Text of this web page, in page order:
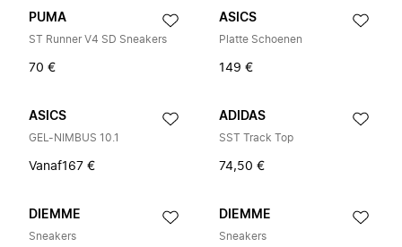
PUMA
ST Runner V4 SD Sneakers
70 €
ASICS
Platte Schoenen
149 €
ASICS
GEL-NIMBUS 10.1
Vanaf167 €
ADIDAS
SST Track Top
74,50 €
DIEMME
Sneakers
DIEMME
Sneakers